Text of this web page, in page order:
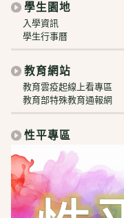
學生園地
入學資訊
學生行事曆
教育網站
教育雲疫起線上看專區
教育部特殊教育通報網
性平專區